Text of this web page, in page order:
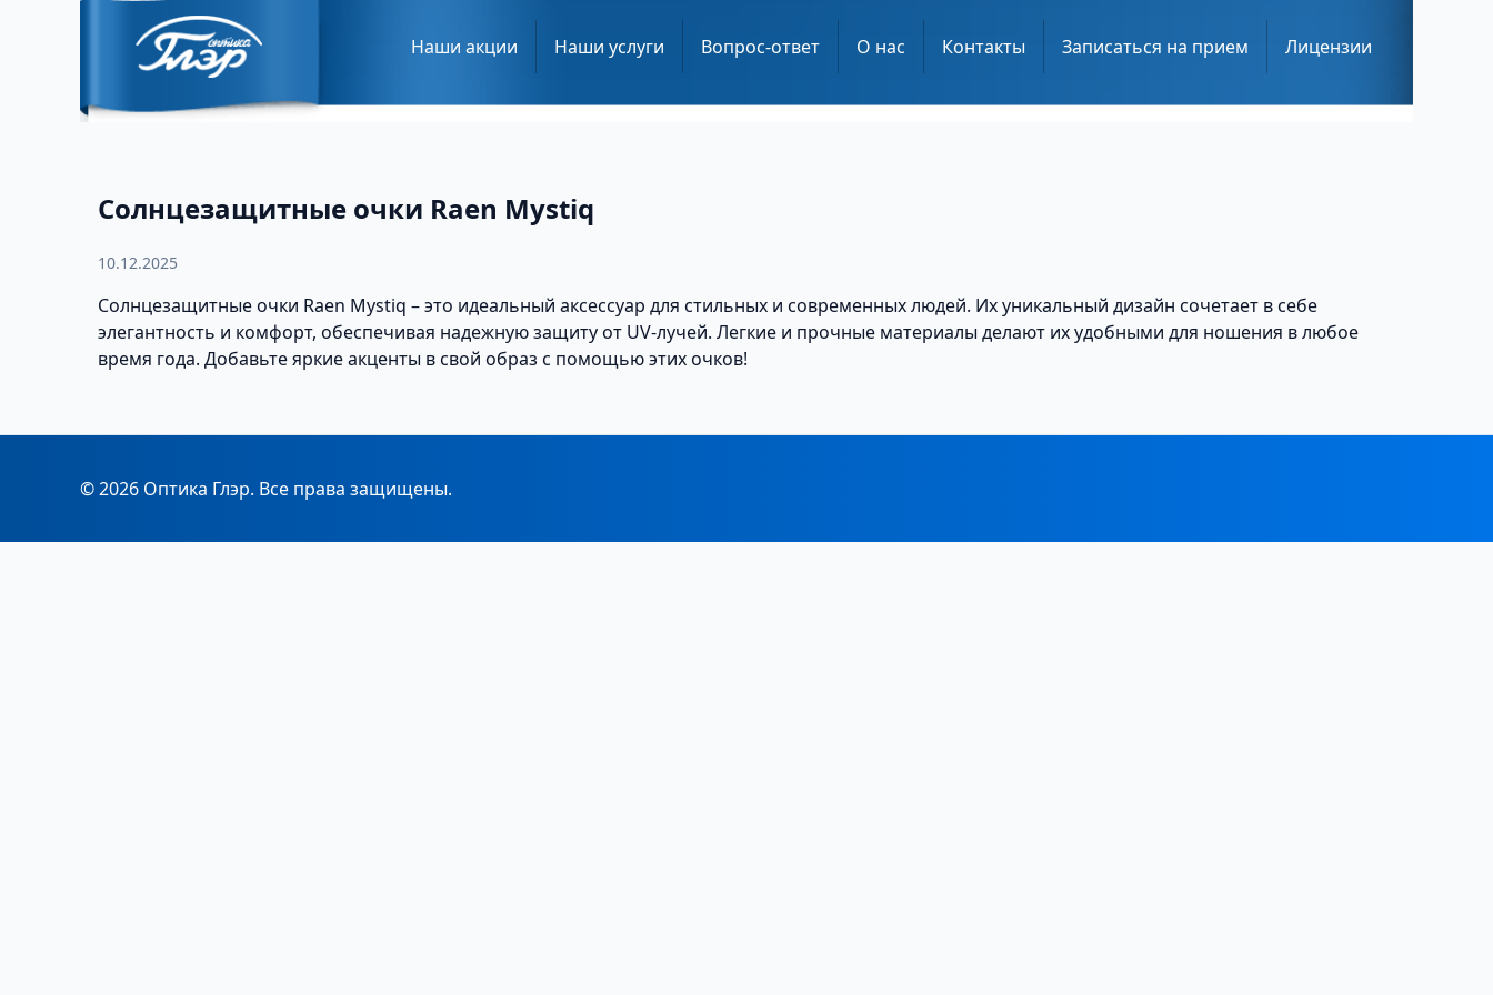
Наши акции Наши услуги Вопрос-ответ О нас Контакты Записаться на прием Лицензии
Солнцезащитные очки Raen Mystiq
10.12.2025
Солнцезащитные очки Raen Mystiq – это идеальный аксессуар для стильных и современных людей. Их уникальный дизайн сочетает в себе
элегантность и комфорт, обеспечивая надежную защиту от UV-лучей. Легкие и прочные материалы делают их удобными для ношения в любое
время года. Добавьте яркие акценты в свой образ с помощью этих очков!
© 2026 Оптика Глэр. Все права защищены.